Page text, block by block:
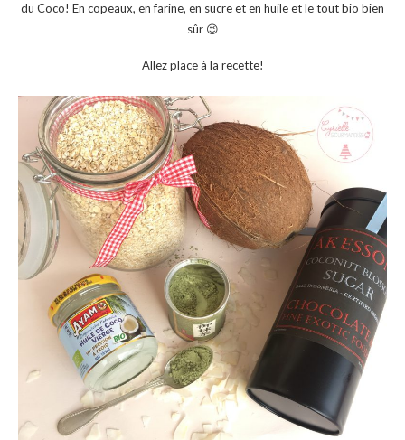
du Coco! En copeaux, en farine, en sucre et en huile et le tout bio bien
sûr 😉
Allez place à la recette!